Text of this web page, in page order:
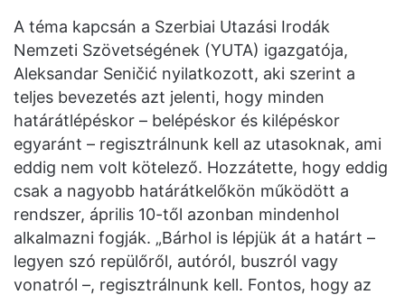
A téma kapcsán a Szerbiai Utazási Irodák
Nemzeti Szövetségének (YUTA) igazgatója,
Aleksandar Seničić nyilatkozott, aki szerint a
teljes bevezetés azt jelenti, hogy minden
határátlépéskor – belépéskor és kilépéskor
egyaránt – regisztrálnunk kell az utasoknak, ami
eddig nem volt kötelező. Hozzátette, hogy eddig
csak a nagyobb határátkelőkön működött a
rendszer, április 10-től azonban mindenhol
alkalmazni fogják. „Bárhol is lépjük át a határt –
legyen szó repülőről, autóról, buszról vagy
vonatról –, regisztrálnunk kell. Fontos, hogy az